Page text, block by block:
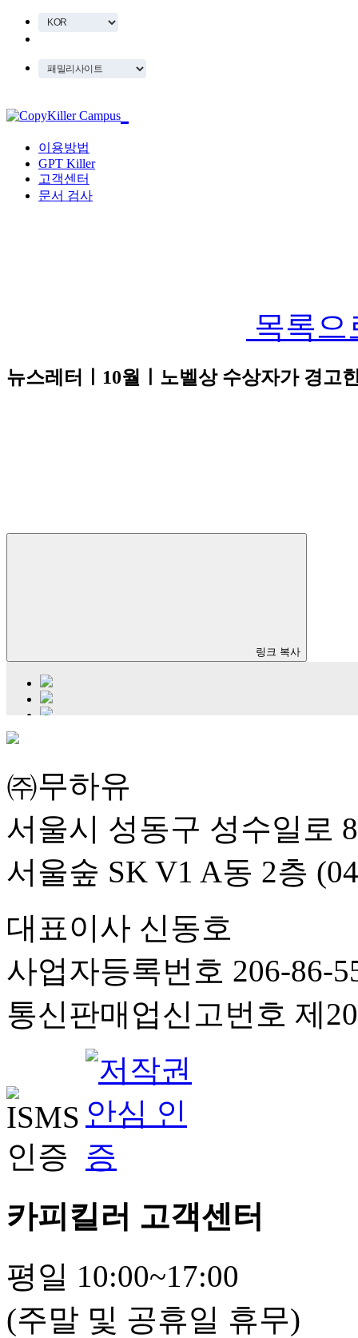
이용방법
GPT Killer
고객센터
문서 검사
목록으
뉴스레터ㅣ10월ㅣ노벨상 수상자가 경고
링크 복사
㈜무하유
서울시 성동구 성수일로
서울숲 SK V1 A동 2층
대표이사 신동호
사업자등록번호 206-86-
통신판매업신고번호 제
카피킬러 고객센터
평일 10:00~17:00
(주말 및 공휴일 휴무)